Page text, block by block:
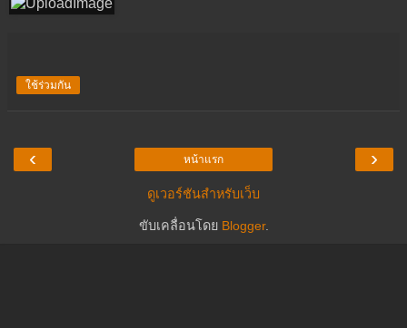
ใช้ร่วมกัน
‹ ›
หน้าแรก
ดูเวอร์ชันสำหรับเว็บ
ขับเคลื่อนโดย Blogger.